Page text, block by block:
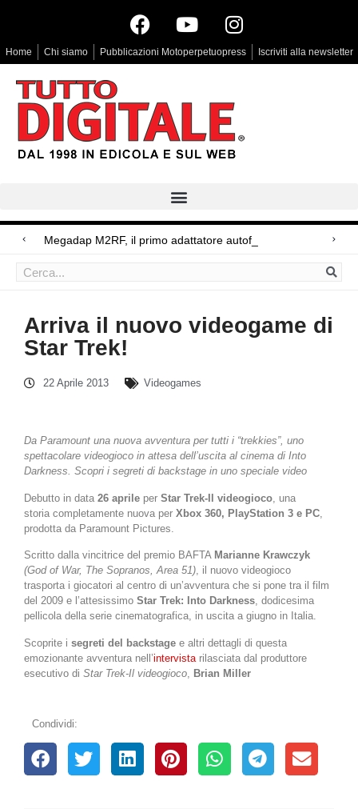
Home Chi siamo Pubblicazioni Motoperpetuopress Iscriviti alla newsletter
Megadap M2RF, il primo adattatore autofocus da Le
Arri Rental, evoluzioni in arrivo
Arriva il nuovo videogame di
Star Trek!
22 Aprile 2013 Videogames
Da Paramount una nuova avventura per tutti i “trekkies”, uno
spettacolare videogioco in attesa dell’uscita al cinema di Into
Darkness. Scopri i segreti di backstage in uno speciale video
Debutto in data 26 aprile per Star Trek-Il videogioco , una
storia completamente nuova per Xbox 360, PlayStation 3 e PC
prodotta da Paramount Pictures.
Scritto dalla vincitrice del premio BAFTA Marianne Krawczyk
(God of War, The Sopranos, Area 51), il nuovo videogioco
trasporta i giocatori al centro di un’avventura che si pone tra il film
del 2009 e l’attesissimo Star Trek: Into Darkness, dodicesima
pellicola della serie cinematografica, in uscita a giugno in Italia.
Scoprite i segreti del backstage e altri dettagli di questa
emozionante avventura nell’intervista rilasciata dal produttore
esecutivo di Star Trek-Il videogioco Brian Miller
Condividi: